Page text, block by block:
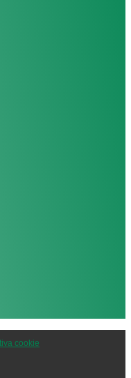
cookie